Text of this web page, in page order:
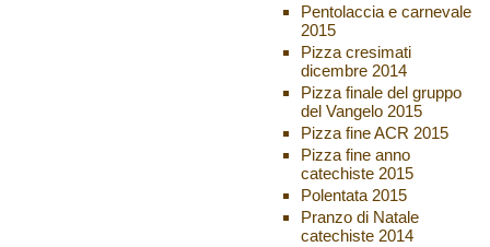
Pentolaccia e carnevale
2015
Pizza cresimati
dicembre 2014
Pizza finale del gruppo
del Vangelo 2015
Pizza fine ACR 2015
Pizza fine anno
catechiste 2015
Polentata 2015
Pranzo di Natale
catechiste 2014